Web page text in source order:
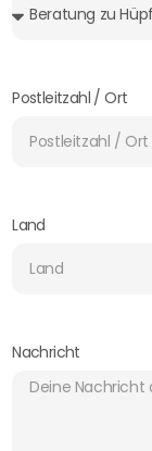
Postleitzahl / Ort
Land
Nachricht